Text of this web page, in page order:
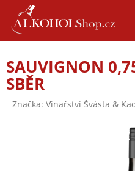
obsah
SAUVIGNON
SBĚR
Značka: Vinařství Švásta &